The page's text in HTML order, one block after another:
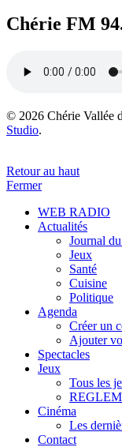
Chérie FM
© 2026 Chérie Vallée
Studio.
Retour au haut
Fermer
WEB RADIO
Actualités
Journal
Jeux
Santé
Cuisine
Politique
Agenda
Créer un
Ajouter
Spectacles
Jeux
Tous les
Cinéma
Les
Contact